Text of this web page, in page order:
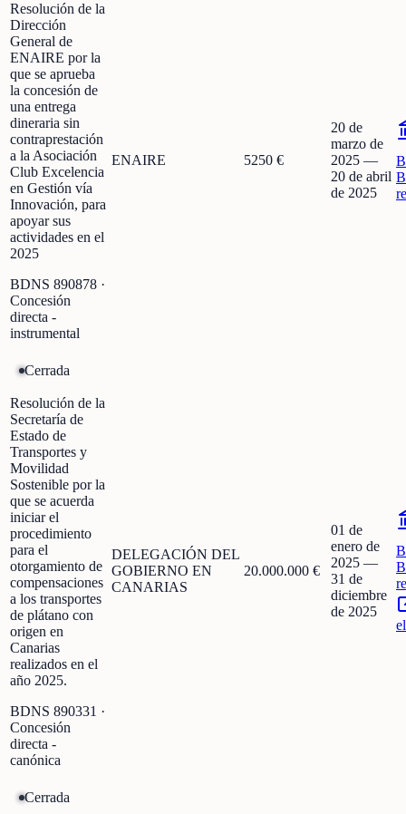
Resolución de la
Dirección
General de
ENAIRE por la
que se aprueba
la concesión de
una entrega
dineraria sin
contraprestación
a la Asociación
Club Excelencia
en Gestión vía
Innovación, para
apoyar sus
actividades en el
2025
BDNS 890878 ·
Concesión
directa -
instrumental
ENAIRE 5250 €
20 de
marzo de
2025 —
20 de abril
de 2025
Cerrada
Resolución de la
Secretaría de
Estado de
Transportes y
Movilidad
Sostenible por la
que se acuerda
iniciar el
procedimiento
para el
otorgamiento de
compensaciones
a los transportes
de plátano con
origen en
Canarias
realizados en el
año 2025.
BDNS 890331 ·
Concesión
directa -
canónica
DELEGACIÓN DEL
GOBIERNO EN
CANARIAS
20.000.000 €
01 de
enero de
2025 —
31 de
diciembre
de 2025
Cerrada